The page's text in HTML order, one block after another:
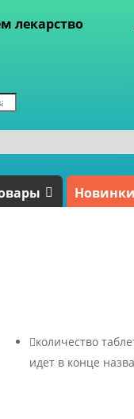
лекарство
Новинки
количество
идет в конце